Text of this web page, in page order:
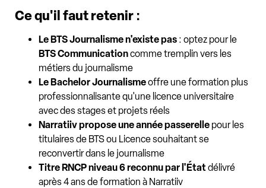
Ce qu'il faut retenir :
Le BTS Journalisme n'existe pas : optez pour le
BTS Communicationcomme tremplin vers les
métiers du journalisme
Le Bachelor Journalismeoffre une formation plus
professionnalisante qu'une licence universitaire
avec des stages et projets réels
Narratiiv propose une année passerelle pour les
titulaires de BTS ou Licence souhaitant se
reconvertir dans le journalisme
Titre RNCP niveau 6 reconnu par l'Étatdélivré
après 4 ans de formation à Narratiiv